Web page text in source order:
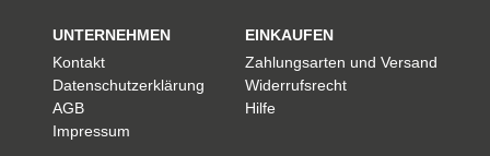
UNTERNEHMEN
Kontakt
Datenschutzerklärung
AGB
Impressum
EINKAUFEN
Zahlungsarten und Versand
Widerrufsrecht
Hilfe